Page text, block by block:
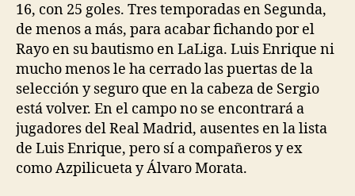
16, con 25 goles. Tres temporadas en Segunda,
de menos a más, para acabar fichando por el
Rayo en su bautismo en LaLiga. Luis Enrique ni
mucho menos le ha cerrado las puertas de la
selección y seguro que en la cabeza de Sergio
está volver. En el campo no se encontrará a
jugadores del Real Madrid, ausentes en la lista
de Luis Enrique, pero sí a compañeros y ex
como Azpilicueta y Álvaro Morata.